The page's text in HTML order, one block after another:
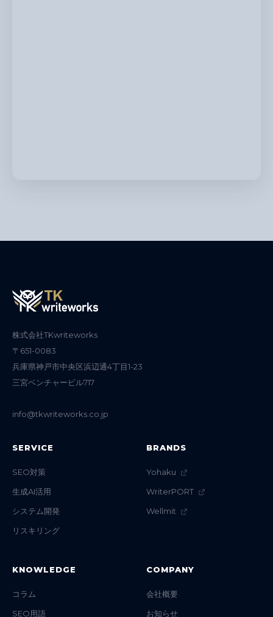
株式会社TKwriteworks
〒651-0083
兵庫県神戸市中央区浜辺通4丁目1-23
三宮ベンチャービル717
info@tkwriteworks.co.jp
SERVICE
SEO対策
生成AI活用
システム開発
リスキリング
BRANDS
Yohaku
WriterPORT
Wellmit
KNOWLEDGE
コラム
SEO用語
COMPANY
会社概要
お知らせ